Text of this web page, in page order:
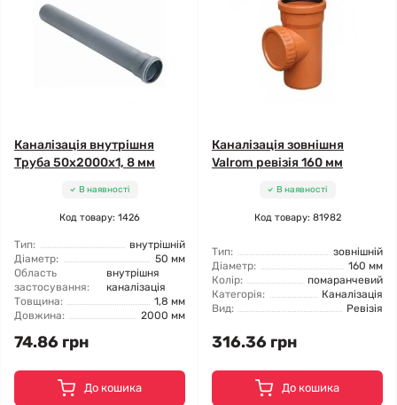
Каналізація внутрішня
Труба 50x2000x1, 8 мм
В наявності
Код товару: 1426
Тип:
внутрішній
Діаметр:
50 мм
Область
застосування:
внутрішня
каналізація
Товщина:
1,8 мм
Довжина:
2000 мм
74.86 грн
До кошика
Каналізація зовнішня
Valrom ревізія 160 мм
В наявності
Код товару: 81982
Тип:
зовнішній
Діаметр:
160 мм
Колір:
помаранчевий
Категорія:
Каналізація
Вид:
Ревізія
316.36 грн
До кошика